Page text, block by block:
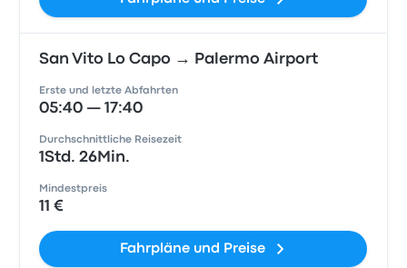
San Vito Lo Capo → Palermo Airport
Erste und letzte Abfahrten
05:40 — 17:40
Durchschnittliche Reisezeit
1Std. 26Min.
Mindestpreis
11 €
Fahrpläne und Preise